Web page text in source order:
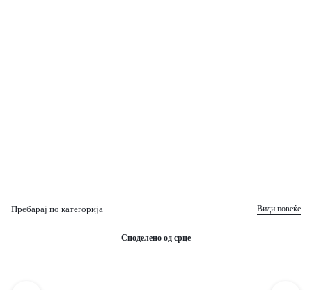
Пребарај по категорија Види повеќе
Споделено од срце